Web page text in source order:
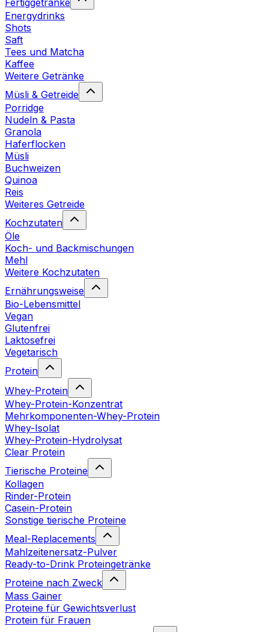
Fertiggetränke
Energydrinks
Shots
Saft
Tees und Matcha
Kaffee
Weitere Getränke
Müsli & Getreide
Porridge
Nudeln & Pasta
Granola
Haferflocken
Müsli
Buchweizen
Quinoa
Reis
Weiteres Getreide
Kochzutaten
Öle
Koch- und Backmischungen
Mehl
Weitere Kochzutaten
Ernährungsweise
Bio-Lebensmittel
Vegan
Glutenfrei
Laktosefrei
Vegetarisch
Protein
Whey-Protein
Whey-Protein-Konzentrat
Mehrkomponenten-Whey-Protein
Whey-Isolat
Whey-Protein-Hydrolysat
Clear Protein
Tierische Proteine
Kollagen
Rinder-Protein
Casein-Protein
Sonstige tierische Proteine
Meal-Replacements
Mahlzeitenersatz-Pulver
Ready-to-Drink Proteingetränke
Proteine nach Zweck
Mass Gainer
Proteine für Gewichtsverlust
Protein für Frauen